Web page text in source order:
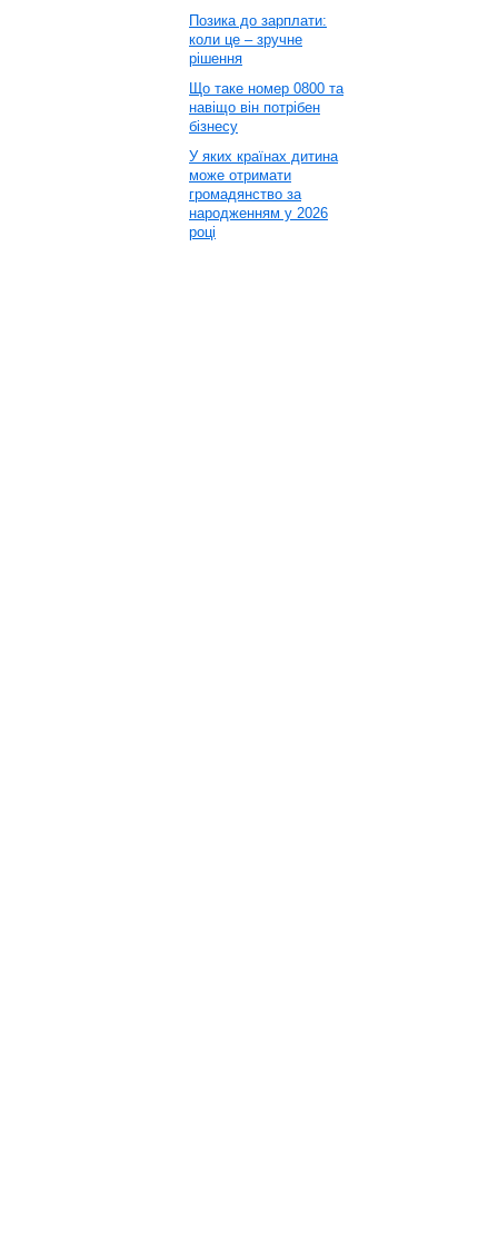
Позика до зарплати:
коли це – зручне
рішення
Що таке номер 0800 та
навіщо він потрібен
бізнесу
У яких країнах дитина
може отримати
громадянство за
народженням у 2026
році